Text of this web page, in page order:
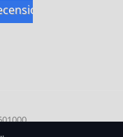
su